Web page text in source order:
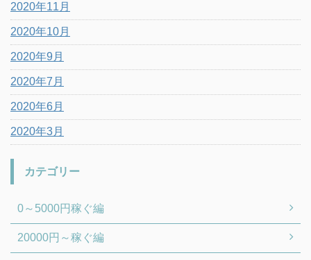
2020年11月
2020年10月
2020年9月
2020年7月
2020年6月
2020年3月
カテゴリー
0～5000円稼ぐ編
20000円～稼ぐ編